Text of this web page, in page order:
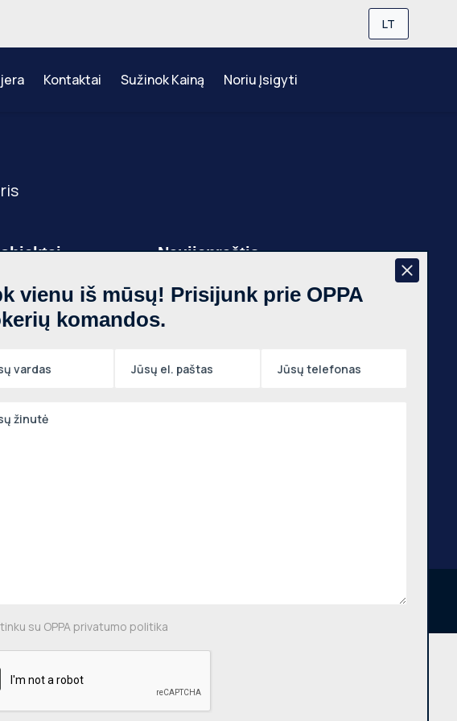
LT
Kontaktai Sužinok Kainą Noriu Įsigyti
Nuomojamas 1
kambario butas,
Senamiestis, Kauno
g., 25m², 3 aukštas,
Kauno g., Vilniaus m.
kambarių butas,
Naujienraštis
vienu iš mūsų! Prisijunk prie OPPA
komandos.
su OPPA privatumo politika